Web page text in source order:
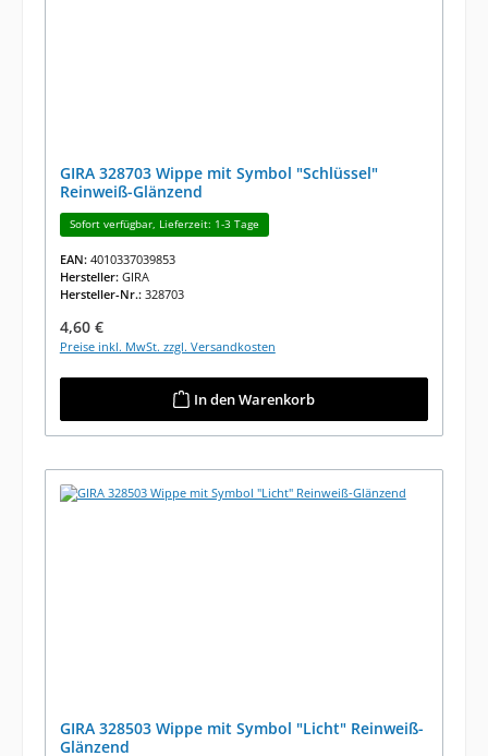
GIRA 328703 Wippe mit Symbol "Schlüssel"
Reinweiß-Glänzend
Sofort verfügbar, Lieferzeit: 1-3 Tage
EAN: 4010337039853
Hersteller: GIRA
Hersteller-Nr.: 328703
Regulärer Preis:
4,60 €
Preise inkl. MwSt. zzgl. Versandkosten
In den Warenkorb
GIRA 328503 Wippe mit Symbol "Licht" Reinweiß-
Glänzend